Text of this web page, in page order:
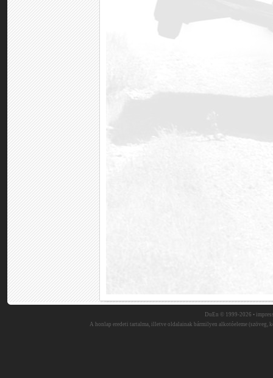
DuEn © 1999-2026 •
A honlap eredeti tartalma, illetve oldalainak bármilyen alkotóeleme (szöveg,